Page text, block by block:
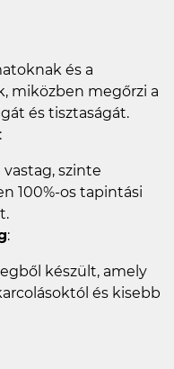
és a
miközben megőrzi a
és tisztaságát.
:
szinte
100%-os tapintási
:
készült, amely
és kisebb